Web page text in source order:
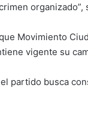
organizado”,
Movimiento
vigente su
partido busca